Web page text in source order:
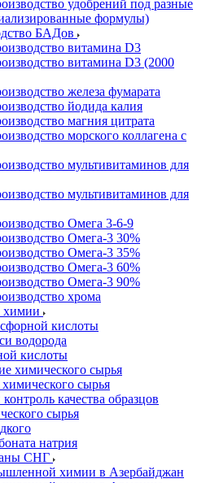
удобрений под разные
формулы)
БАДов
витамина D3
витамина D3 (2000
железа фумарата
йодида калия
магния цитрата
морского коллагена с
мультивитаминов для
мультивитаминов для
Омега 3-6-9
Омега-3 30%
Омега-3 35%
Омега-3 60%
Омега-3 90%
хрома
химии
кислоты
водорода
кислоты
химического сырья
сырья
качества образцов
сырья
натрия
СНГ
химии в Азербайджан